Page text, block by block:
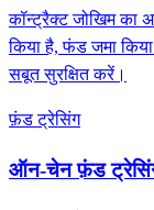
कॉन्ट्रैक्ट जोखिम का
किया है, फंड जमा
सबूत सुरक्षित करें।
फ़ंड ट्रेसिंग
ऑन-चेन फ़ंड